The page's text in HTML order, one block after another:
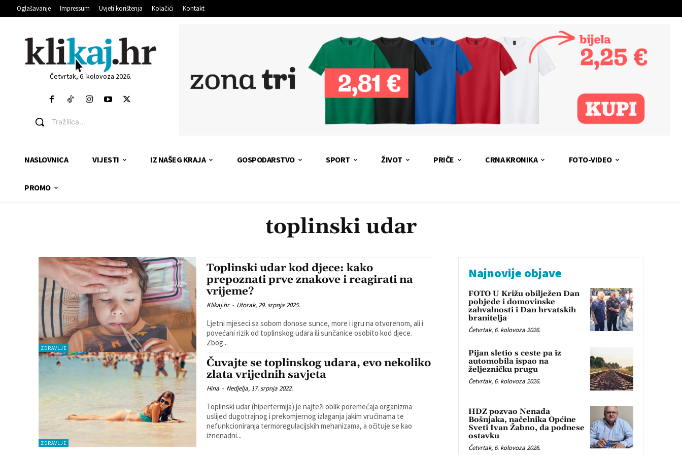
Oglašavanje Impressum Uvjeti korištenja Kolačići Kontakt
Četvrtak, 6. kolovoza 2026.
Tražilica...
NASLOVNICA VIJESTI IZ NAŠEG KRAJA GOSPODARSTVO SPORT ŽIVOT PRIČE CRNA KRONIKA FOTO-VIDEO
PROMO
toplinski udar
ZDRAVLJE
Toplinski udar kod djece: kako
prepoznati prve znakove i reagirati na
vrijeme?
Klikaj.hr - Utorak, 29. srpnja 2025.
Ljetni mjeseci sa sobom donose sunce, more i igru na otvorenom, ali i
povećani rizik od toplinskog udara ili sunčanice osobito kod djece.
Zbog...
ZDRAVLJE
Čuvajte se toplinskog udara, evo nekoliko
zlata vrijednih savjeta
Hina - Nedjelja, 17. srpnja 2022.
Toplinski udar (hipertermija) je najteži oblik poremećaja organizma
uslijed dugotrajnog i prekomjernog izlaganja jakim vrućinama te
nefunkcioniranja termoregulacijskih mehanizama, a očituje se kao
iznenadni...
Najnovije objave
FOTO U Križu obilježen Dan
pobjede i domovinske
zahvalnosti i Dan hrvatskih
branitelja
Četvrtak, 6. kolovoza 2026.
Pijan sletio s ceste pa iz
automobila ispao na
željezničku prugu
Četvrtak, 6. kolovoza 2026.
HDZ pozvao Nenada
Bošnjaka, načelnika Općine
Sveti Ivan Žabno, da podnese
ostavku
Četvrtak, 6. kolovoza 2026.